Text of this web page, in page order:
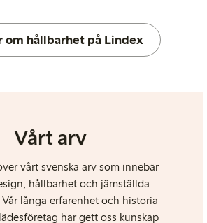
om hållbarhet på Lindex
Vårt arv
vårt svenska arv som innebär
hållbarhet och jämställda
Vår långa erfarenhet och historia
har gett oss kunskap